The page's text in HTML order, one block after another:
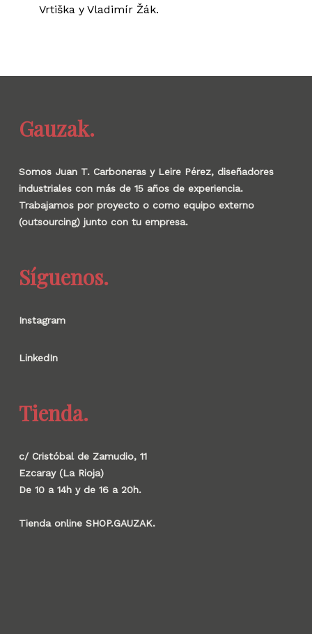
Vrtiška y Vladimír Žák.
Gauzak.
Somos Juan T. Carboneras y Leire Pérez, diseñadores
industriales con más de 15 años de experiencia.
Trabajamos por proyecto o como equipo externo
(outsourcing) junto con tu empresa.
Síguenos.
Instagram
LinkedIn
Tienda.
c/ Cristóbal de Zamudio, 11
Ezcaray (La Rioja)
De 10 a 14h y de 16 a 20h.
Tienda online SHOP.GAUZAK.